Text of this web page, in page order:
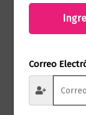
Correo